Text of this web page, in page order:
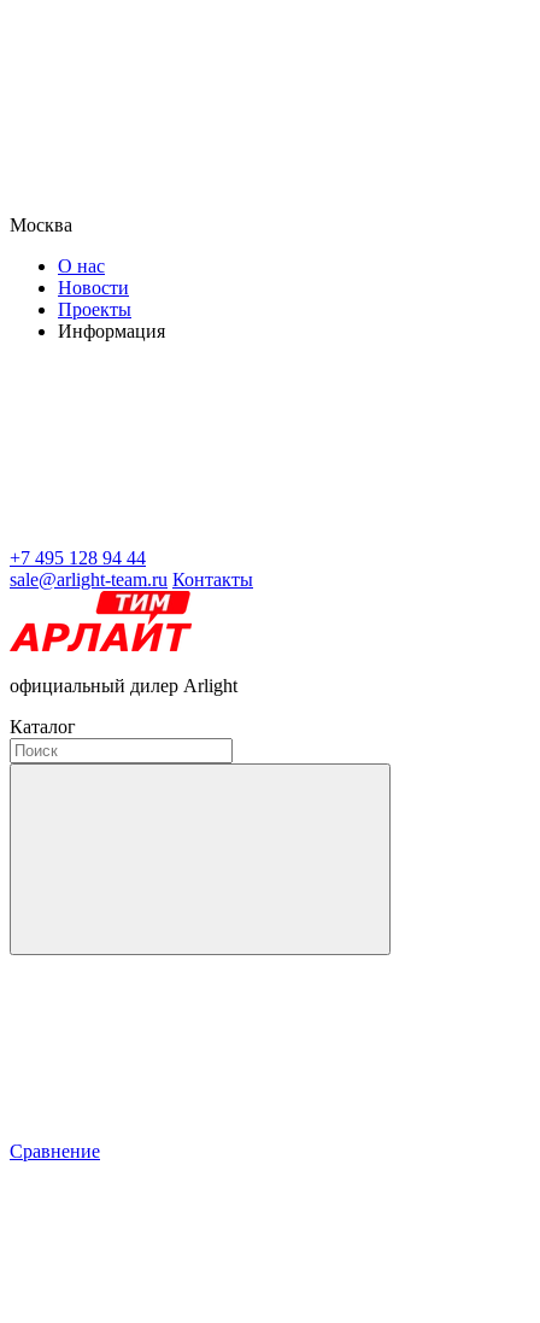
Москва
О нас
Новости
Проекты
Информация
+7 495 128 94 44
sale@arlight-team.ru Контакты
официальный дилер Arlight
Каталог
Сравнение